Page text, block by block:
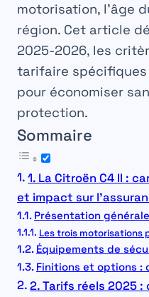
motorisation, l’âge
région. Cet article
2025-2026, les
tarifaire spécifiques
pour économiser
protection.
Sommaire
1. La Citroën C4 II :
et impact sur
Présentation
Les trois motorisations
Équipements de
Finitions et options :
2. Tarifs réels 2025